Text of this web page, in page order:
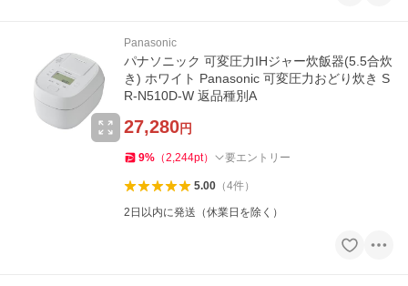
Panasonic
パナソニック 可変圧力IHジャー炊飯器(5.5合炊
き) ホワイト Panasonic 可変圧力おどり炊き S
R-N510D-W 返品種別A
27,280円
9% （2,244pt） 要エントリー
5.00（4件）
2日以内に発送（休業日を除く）